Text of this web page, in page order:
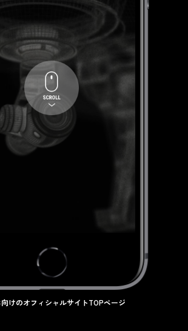
けのオフィシャルサイトTOPページ